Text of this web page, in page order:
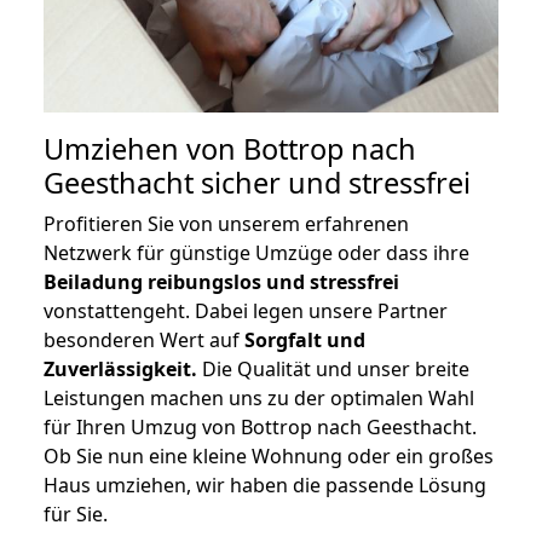
Umziehen von Bottrop nach
Geesthacht sicher und stressfrei
Profitieren Sie von unserem erfahrenen
Netzwerk für günstige Umzüge oder dass ihre
Beiladung reibungslos und stressfrei
vonstattengeht. Dabei legen unsere Partner
besonderen Wert aufSorgfalt und
Zuverlässigkeit. Die Qualität und unser breite
Leistungen machen uns zu der optimalen Wahl
für Ihren Umzug von Bottrop nach Geesthacht.
Ob Sie nun eine kleine Wohnung oder ein großes
Haus umziehen, wir haben die passende Lösung
für Sie.